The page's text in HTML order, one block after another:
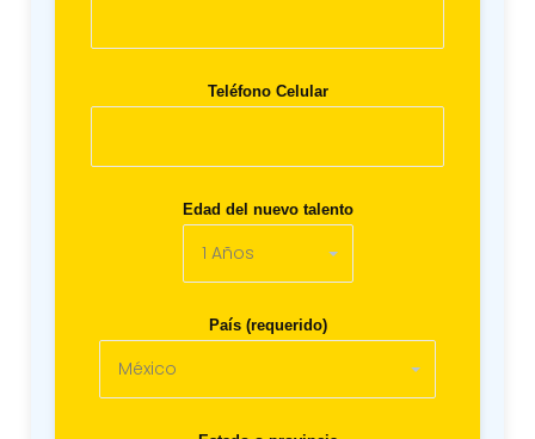
Teléfono Celular
Edad del nuevo talento
País (requerido)